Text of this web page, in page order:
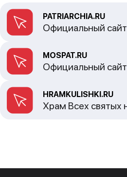
PATRIARCHIA.RU
Официальный
MOSPAT.RU
Официальный
HRAMKULISHKI.RU
Храм Всех святых